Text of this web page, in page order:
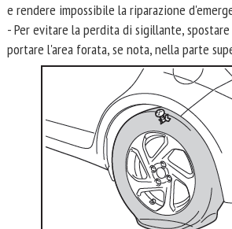
e rendere impossibile la riparazione
- Per evitare la perdita di sigillante,
portare l'area forata, se nota, nella parte